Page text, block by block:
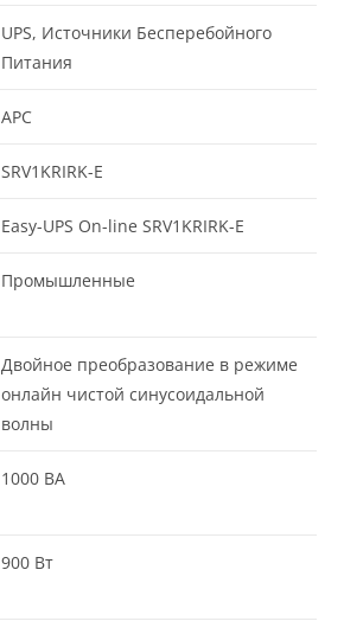
UPS, Источники Бесперебойного
Питания
APC
SRV1KRIRK-E
Easy-UPS On-line SRV1KRIRK-E
Промышленные
Двойное преобразование в режиме
онлайн чистой синусоидальной
волны
1000 ВА
900 Вт